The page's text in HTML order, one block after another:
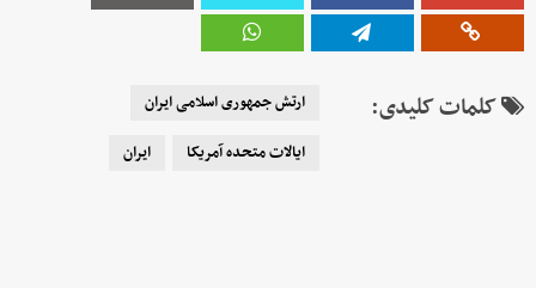
کلمات کلیدی:
ارتش جمهوری اسلامی ایران
ایالات متحده آمریکا
ایران